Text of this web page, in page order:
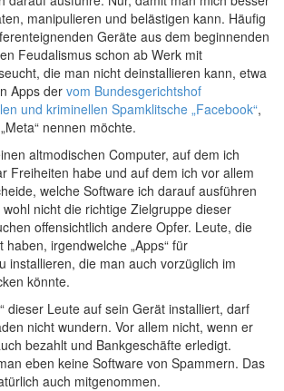
manipulieren und belästigen kann. Häufig
Geräte aus dem beginnenden
Feudalismus schon ab Werk mit
die man nicht deinstallieren kann, etwa
Apps der vom Bundesgerichtshof
und kriminellen Spamklitsche „Facebook“,
nennen möchte.
altmodischen Computer, auf dem ich
Freiheiten habe und auf dem ich vor allem
welche Software ich darauf ausführen
nicht die richtige Zielgruppe dieser
offensichtlich andere Opfer. Leute, die
irgendwelche „Apps“ für
installieren, die man auch vorzüglich im
könnte.
dieser Leute auf sein Gerät installiert, darf
nicht wundern. Vor allem nicht, wenn er
bezahlt und Bankgeschäfte erledigt.
eben keine Software von Spammern. Das
auch mitgenommen.